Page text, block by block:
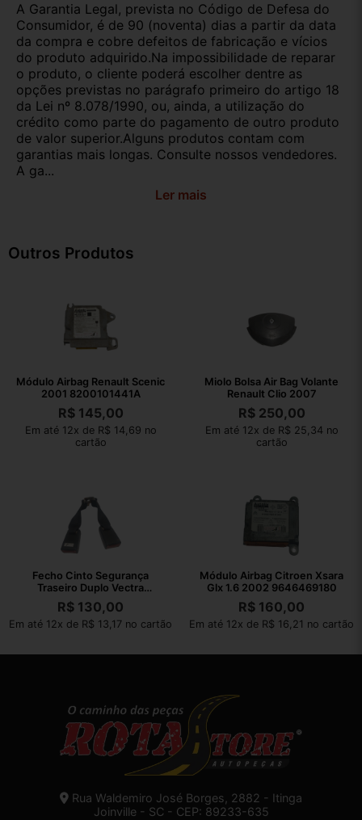
A Garantia Legal, prevista no Código de Defesa do
Consumidor, é de 90 (noventa) dias a partir da data
da compra e cobre defeitos de fabricação e vícios
do produto adquirido.Na impossibilidade de reparar
o produto, o cliente poderá escolher dentre as
opções previstas no parágrafo primeiro do artigo 18
da Lei nº 8.078/1990, ou, ainda, a utilização do
crédito como parte do pagamento de outro produto
de valor superior.Alguns produtos contam com
garantias mais longas. Consulte nossos vendedores.
A ga...
Ler mais
Outros Produtos
Módulo Airbag Renault Scenic
2001 8200101441A
R$145,00
Em até 12x de R$ 14,69 no
cartão
Miolo Bolsa Air Bag Volante
Renault Clio 2007
R$250,00
Em até 12x de R$ 25,34 no
cartão
Fecho Cinto Segurança
Traseiro Duplo Vectra
Collection 2011
R$ 130,00
Em até 12x de R$ 13,17 no cartão
Módulo Airbag Citroen Xsara
Glx 1.6 2002 9646469180
R$ 160,00
Em até 12x de R$ 16,21 no cartão
Rua Waldemiro José Borges, 2882 - Itinga
Joinville - SC - CEP: 89233-635